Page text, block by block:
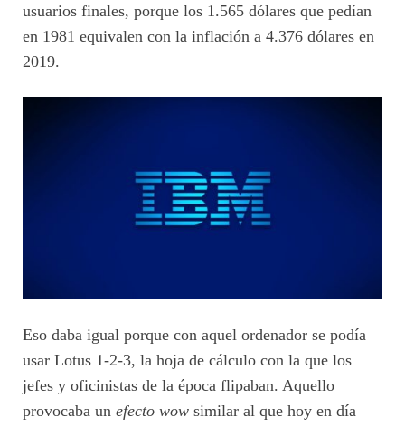
usuarios finales, porque los 1.565 dólares que pedían
en 1981 equivalen con la inflación a 4.376 dólares en
2019.
Eso daba igual porque con aquel ordenador se podía
usar Lotus 1-2-3, la hoja de cálculo con la que los
jefes y oficinistas de la época flipaban. Aquello
provocaba un efecto wow similar al que hoy en día